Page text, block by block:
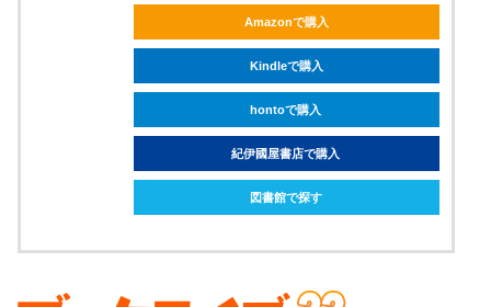
Amazonで購入
Kindleで購入
hontoで購入
紀伊國屋書店で購入
図書館で探す